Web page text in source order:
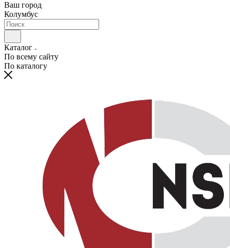
Ваш город
Колумбус
Каталог
По всему сайту
По каталогу